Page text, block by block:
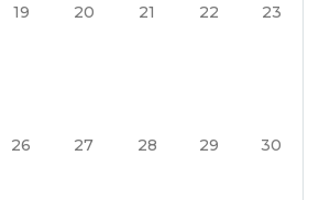
19 20 21 22 23
26 27 28 29 30